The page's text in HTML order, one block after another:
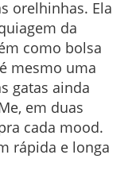
orelhinhas. Ela
da
como bolsa
mesmo uma
gatas ainda
em duas
cada mood.
rápida e longa